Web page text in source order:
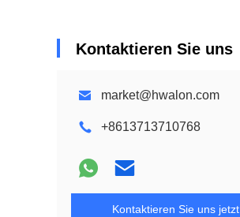
Kontaktieren Sie uns
market@hwalon.com
+8613713710768
Kontaktieren Sie uns jetzt